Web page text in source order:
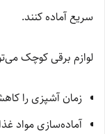
سریع آماده کنند.
لوازم برقی کوچک
زمان آشپزی را
آماده‌سازی مواد